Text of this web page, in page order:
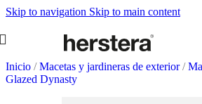
Skip to navigation Skip to main content
Inicio / Macetas y jardineras de exterior/
Glazed Dynasty